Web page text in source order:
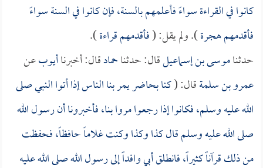
كانوا في القراءة سواءً فأعلمهم بالسنة، فإن كانوا في السنة سواءً
فأقدمهم هجرة). ولم يقل: (فأقدمهم قراءة).
حدثناموسى بن إسماعيلقال: حدثناحمادقال: أخبرناأيوبعن
عمرو بن سلمةقال: (كنا بحاضر يمر بنا الناس إذا أتوا النبي صلى
الله عليه وسلم، فكانوا إذا رجعوا مروا بنا، فأخبرونا أن رسول الله
صلى الله عليه وسلم قال كذا وكذا وكنت غلاماً حافظاً، فحفظت
من ذلك قرآناً كثيراً، فانطلق أبي وافداً إلى رسول الله صلى الله عليه